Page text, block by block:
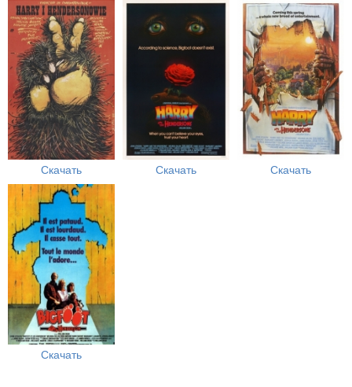
Скачать Скачать Скачать
Скачать